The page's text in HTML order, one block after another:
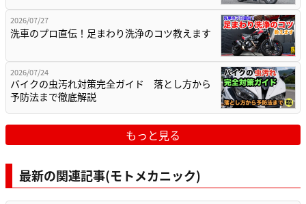
2026/07/27
洗車のプロ直伝！足まわり洗浄のコツ教えます
2026/07/24
バイクの虫汚れ対策完全ガイド 落とし方から
予防法まで徹底解説
もっと見る
最新の関連記事(モトメカニック)